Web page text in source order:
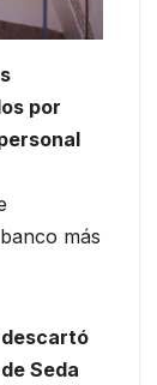
por
más
Seda